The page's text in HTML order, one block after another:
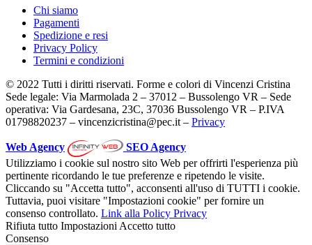
Chi siamo
Pagamenti
Spedizione e resi
Privacy Policy
Termini e condizioni
© 2022 Tutti i diritti riservati. Forme e colori di Vincenzi Cristina
Sede legale: Via Marmolada 2 – 37012 – Bussolengo VR – Sede
operativa: Via Gardesana, 23C, 37036 Bussolengo VR – P.IVA
01798820237 – vincenzicristina@pec.it – Privacy
Web Agency
SEO Agency
Utilizziamo i cookie sul nostro sito Web per offrirti l'esperienza più
pertinente ricordando le tue preferenze e ripetendo le visite.
Cliccando su "Accetta tutto", acconsenti all'uso di TUTTI i cookie.
Tuttavia, puoi visitare "Impostazioni cookie" per fornire un
consenso controllato. Link alla Policy Privacy
Rifiuta tutto Impostazioni Accetto tutto
Consenso